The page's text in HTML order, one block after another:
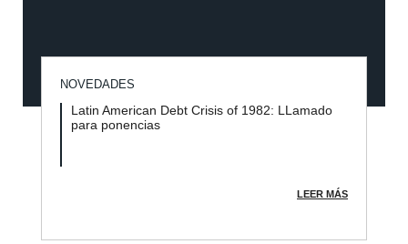
NOVEDADES
Latin American Debt Crisis of 1982: LLamado
para ponencias
LEER MÁS